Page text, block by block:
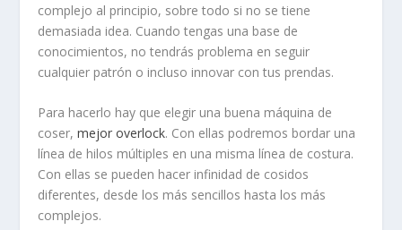
complejo al principio, sobre todo si no se tiene
demasiada idea. Cuando tengas una base de
conocimientos, no tendrás problema en seguir
cualquier patrón o incluso innovar con tus prendas.
Para hacerlo hay que elegir una buena máquina de
coser,mejor overlock. Con ellas podremos bordar una
línea de hilos múltiples en una misma línea de costura.
Con ellas se pueden hacer infinidad de cosidos
diferentes, desde los más sencillos hasta los más
complejos.